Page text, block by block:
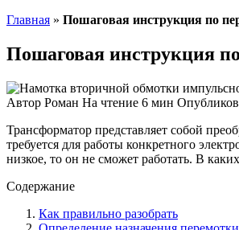
Главная » Пошаговая инструкция по
Пошаговая инструкция
Автор Роман На чтение 6 мин
Трансформатор представляет собой
требуется для работы конкретного
низкое, то он не сможет работать. В
Содержание
Как правильно разобрать